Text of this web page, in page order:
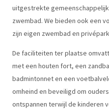
uitgestrekte
zwembad. We bieden ook een
zijn eigen zwembad en
De faciliteiten ter plaatse
met een houten fort, een
badmintonnet en een
omheind en beveiligd om
ontspannen terwijl de kinderen